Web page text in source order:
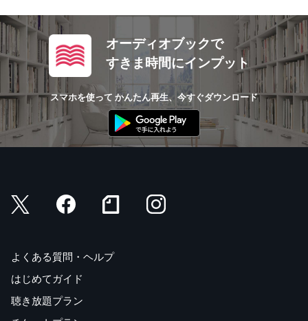
オーディオブックで
すきま時間にインプット
スマホを使って かんたん再生、今すぐダウンロード
よくある質問・ヘルプ
はじめてガイド
聴き放題プラン